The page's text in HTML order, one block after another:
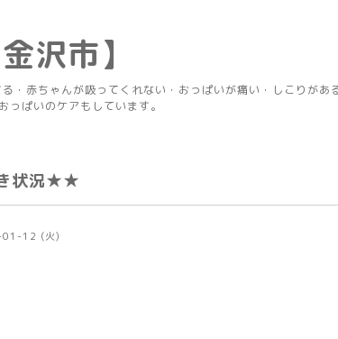
沢市】
赤ちゃんが吸ってくれない・おっぱいが痛い・しこりがあ
ぱいのケアもしています。
状況★★
12 (火)